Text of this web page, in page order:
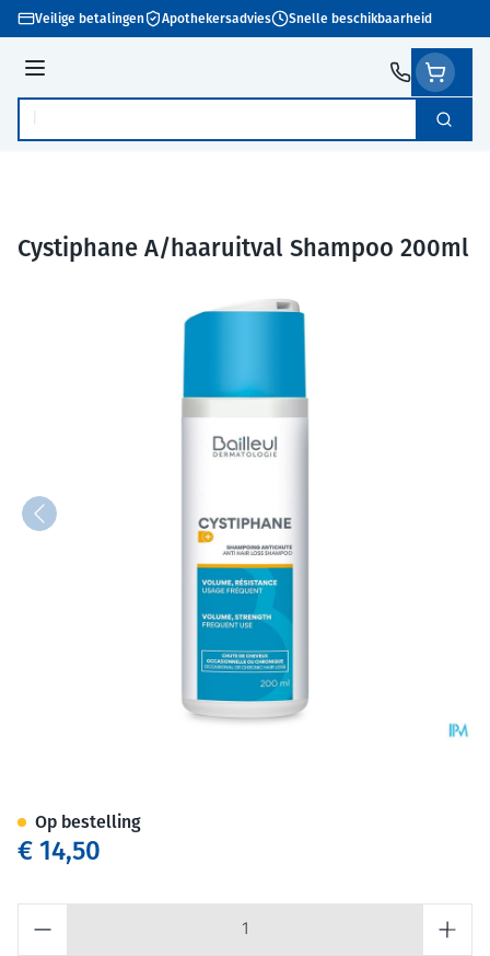
Ga naar de inhoud
Veilige betalingen Apothekersadvies Snelle beschikbaarheid
Menu
Product, merk, categorie... Zoek
Cystiphane A/haaruitval Shampoo 200ml
€ 14,50
Op bestelling